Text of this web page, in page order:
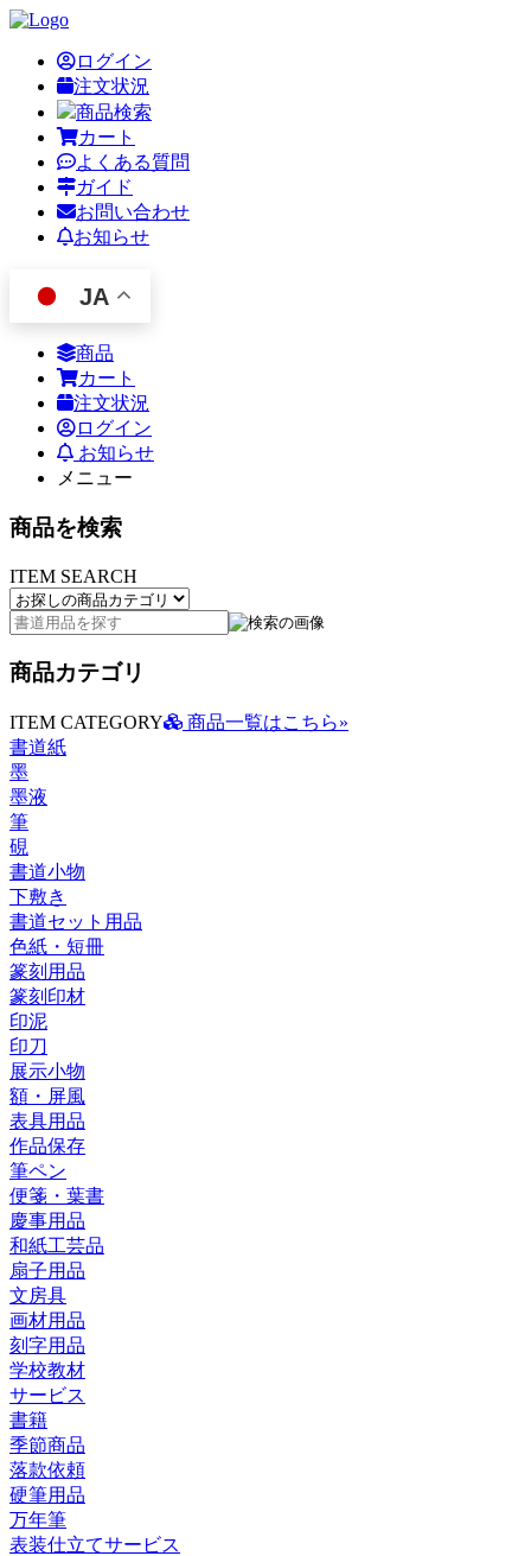
ログイン
注文状況
商品検索
カート
よくある質問
ガイド
お問い合わせ
お知らせ
JA
商品
カート
注文状況
ログイン
お知らせ
メニュー
商品を検索
ITEM SEARCH
商品カテゴリ
ITEM CATEGORY
商品一覧はこちら»
書道紙
墨
墨液
筆
硯
書道小物
下敷き
書道セット用品
色紙・短冊
篆刻用品
篆刻印材
印泥
印刀
展示小物
額・屏風
表具用品
作品保存
筆ペン
便箋・葉書
慶事用品
和紙工芸品
扇子用品
文房具
画材用品
刻字用品
学校教材
サービス
書籍
季節商品
落款依頼
硬筆用品
万年筆
表装仕立てサービス